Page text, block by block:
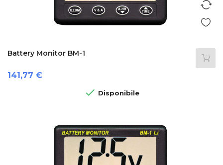
Battery Monitor BM-1
Prezzo
141,77 €
 Disponibile